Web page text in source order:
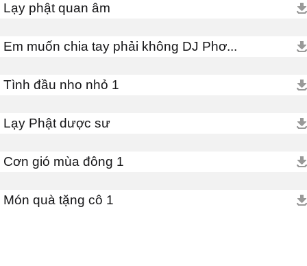
Lạy phật quan âm
Em muốn chia tay phải không DJ Phơ...
Tình đầu nho nhỏ 1
Lạy Phật dược sư
Cơn gió mùa đông 1
Món quà tặng cô 1